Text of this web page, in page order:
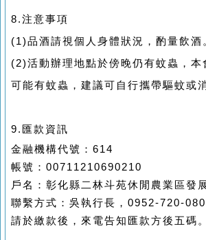
8.注意事項
(1)品酒請視個人身體狀況，酌量飲酒
(2)活動辦理地點於傍晚仍有蚊蟲，本
可能有蚊蟲，建議可自行攜帶驅蚊或
9.匯款資訊
金融機構代號：614
帳號：00711210690210
戶名：彰化縣二林斗苑休閒農業區發
聯繫方式：吳執行長，0952-720-080
請於繳款後，來電告知匯款方後五碼。